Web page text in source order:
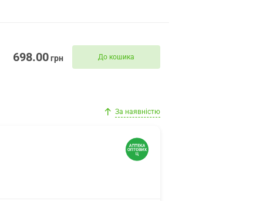
698.00грн До кошика
За наявністю